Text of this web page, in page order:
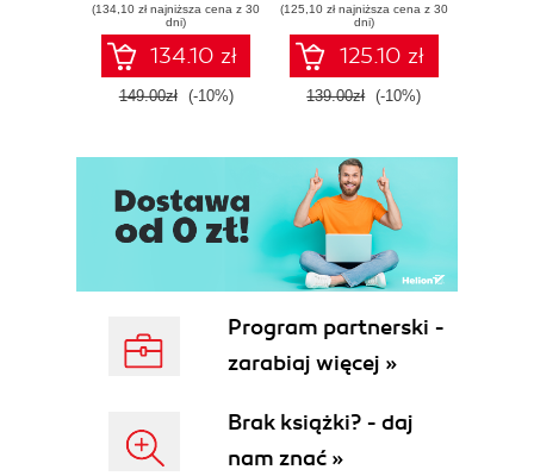
threat response -
Fourth Edition
(134,10 zł najniższa cena z 30
dni)
134.10 zł
149.00zł (-10%)
Tools, and
Microsoft Fabric -
Fourth Edition
(125,10 zł najniższa cena z 30
dni)
125.10 zł
139.00zł (-10%)
Program partnerski -
zarabiaj więcej »
Brak książki? - daj
nam znać »